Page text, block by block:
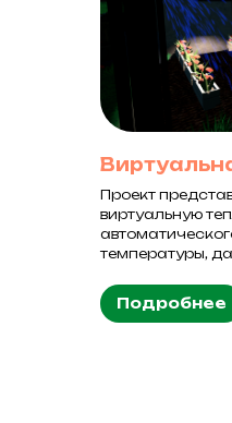
Проект
виртуальную
температуры,
Подробнее